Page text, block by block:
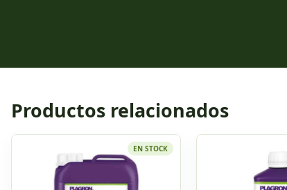
Productos relacionados
EN STOCK